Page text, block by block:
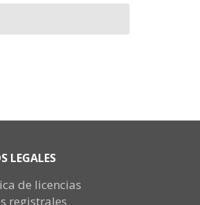
LEGALES
de licencias
registrales